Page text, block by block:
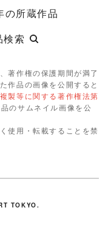
の所蔵作品
検索
著作権の保護期間が満了
作品の画像を公開すると
製等に関する著作権法第
のサムネイル画像を公
使用・転載することを禁
TOKYO.